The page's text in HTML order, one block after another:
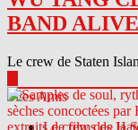
BAND ALIVE
Le crew de Staten
Sites Amis